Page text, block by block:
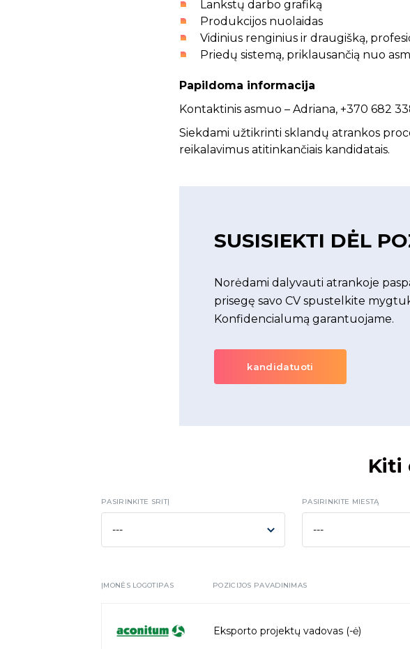
Lankstų darbo grafiką
Produkcijos nuolaidas
Vidinius renginius ir draugišką,
Priedų sistemą, priklausančią nuo
Papildoma informacija
Kontaktinis asmuo – Adriana, +370 682
Siekdami užtikrinti sklandų atrankos
reikalavimus atitinkančiais kandidatais.
SUSISIEKTI DĖL
Norėdami dalyvauti atrankoje
prisegę savo CV spustelkite
Konfidencialumą garantuojame.
kandidatuoti
Kiti
PASIRINKITE SRITĮ PASIRINKITE MIESTĄ
ĮMONĖS LOGOTIPAS POZICIJOS PAVADINIMAS
Eksporto projektų vadovas (-ė)